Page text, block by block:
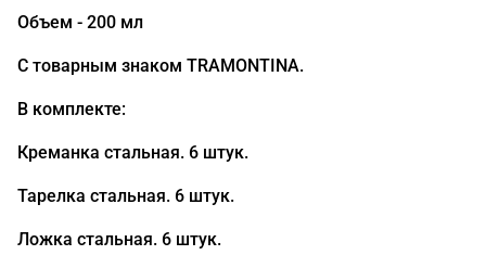
Объем - 200 мл
С товарным знаком TRAMONTINA.
В комплекте:
Креманка стальная. 6 штук.
Тарелка стальная. 6 штук.
Ложка стальная. 6 штук.